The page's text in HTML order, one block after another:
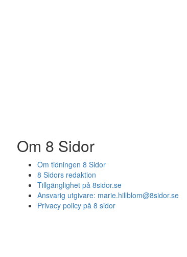
Om 8 Sidor
Om tidningen 8 Sidor
8 Sidors redaktion
Tillgänglighet på 8sidor.se
Ansvarig utgivare: marie.hillblom@8sidor.se
Privacy policy på 8 sidor